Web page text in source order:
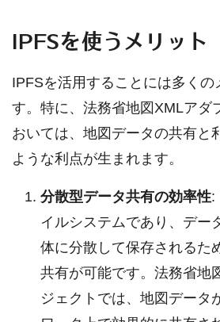
IPFSを使うメリット
IPFSを活用することには多くの
す。特に、法務省地図XMLアダ
おいては、地図データの共有と
ような利点が生まれます。
分散型データ共有の効率性:
イルシステムであり、デー
体に分散して保存されるた
共有が可能です。法務省地
ジェクトでは、地図データ